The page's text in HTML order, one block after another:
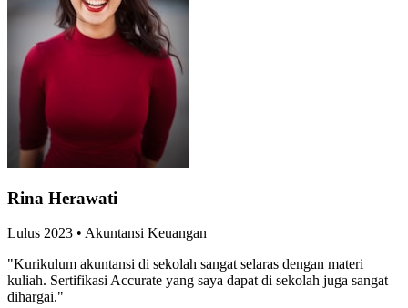
Rina Herawati
Lulus 2023 • Akuntansi Keuangan
"Kurikulum akuntansi di sekolah sangat selaras dengan materi
kuliah. Sertifikasi Accurate yang saya dapat di sekolah juga sangat
dihargai."